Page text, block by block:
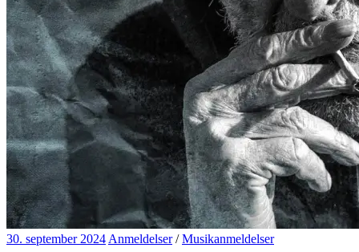
30. september 2024 Anmeldelser/Musikanmeldelser